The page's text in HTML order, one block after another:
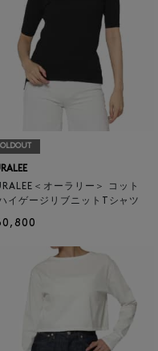
＜オーラリー＞ コット
イゲージリブニットTシャツ